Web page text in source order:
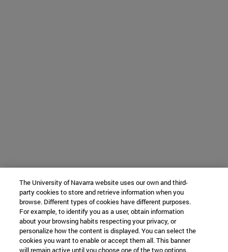
The University of Navarra website uses our own and third-
party cookies to store and retrieve information when you
browse. Different types of cookies have different purposes.
For example, to identify you as a user, obtain information
about your browsing habits respecting your privacy, or
personalize how the content is displayed. You can select the
cookies you want to enable or accept them all. This banner
will remain active until you choose one of the two options.